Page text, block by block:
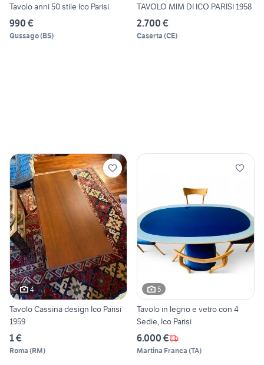
Tavolo anni 50 stile Ico Parisi
990 €
Gussago(BS)
TAVOLO MIM DI ICO PARISI 1958
2.700 €
Caserta (CE)
4
Tavolo Cassina design Ico Parisi
1959
1 €
Roma (RM)
5
Tavolo in legno e vetro con 4
Sedie, Ico Parisi
6.000 €
Martina Franca (TA)